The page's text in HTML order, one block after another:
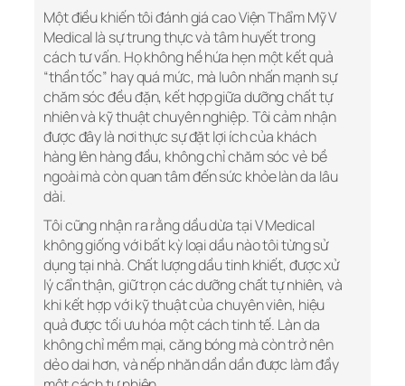
Một điều khiến tôi đánh giá cao Viện Thẩm Mỹ V
Medical là sự trung thực và tâm huyết trong
cách tư vấn. Họ không hề hứa hẹn một kết quả
“thần tốc” hay quá mức, mà luôn nhấn mạnh sự
chăm sóc đều đặn, kết hợp giữa dưỡng chất tự
nhiên và kỹ thuật chuyên nghiệp. Tôi cảm nhận
được đây là nơi thực sự đặt lợi ích của khách
hàng lên hàng đầu, không chỉ chăm sóc vẻ bề
ngoài mà còn quan tâm đến sức khỏe làn da lâu
dài.
Tôi cũng nhận ra rằng dầu dừa tại V Medical
không giống với bất kỳ loại dầu nào tôi từng sử
dụng tại nhà. Chất lượng dầu tinh khiết, được xử
lý cẩn thận, giữ trọn các dưỡng chất tự nhiên, và
khi kết hợp với kỹ thuật của chuyên viên, hiệu
quả được tối ưu hóa một cách tinh tế. Làn da
không chỉ mềm mại, căng bóng mà còn trở nên
dẻo dai hơn, và nếp nhăn dần dần được làm đầy